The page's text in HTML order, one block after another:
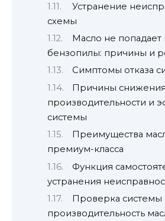
Устранение
схемы
Масло не попадает
бензопилы: причины и
Симптомы отказа
Причины снижения
производительности и
системы
Преимущества
премиум-класса
Функция
устранения
Проверка системы
производительность